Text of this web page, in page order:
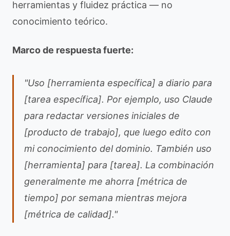
herramientas y fluidez práctica — no
conocimiento teórico.
Marco de respuesta fuerte:
"Uso [herramienta específica] a diario para
[tarea específica]. Por ejemplo, uso Claude
para redactar versiones iniciales de
[producto de trabajo], que luego edito con
mi conocimiento del dominio. También uso
[herramienta] para [tarea]. La combinación
generalmente me ahorra [métrica de
tiempo] por semana mientras mejora
[métrica de calidad]."